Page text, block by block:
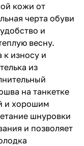
кожи от
черта обуви
и
весну.
к износу и
из
на танкетке
и хорошим
шнуровки
и позволяет